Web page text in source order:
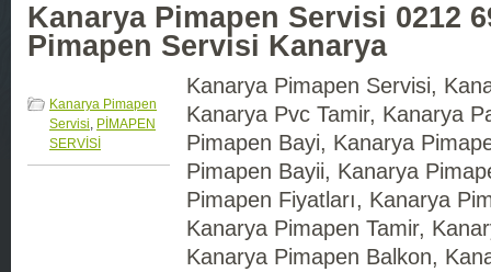
Kanarya Pimapen Servisi 0212
Pimapen Servisi Kanarya
Kanarya Pimapen
Servisi, PİMAPEN
SERVİSİ
Kanarya Pimapen Servisi,
Kanarya Pvc Tamir, Kanarya
Pimapen Bayi, Kanarya
Pimapen Bayii, Kanarya
Pimapen Fiyatları, Kanarya
Kanarya Pimapen Tamir,
Kanarya Pimapen Balkon,